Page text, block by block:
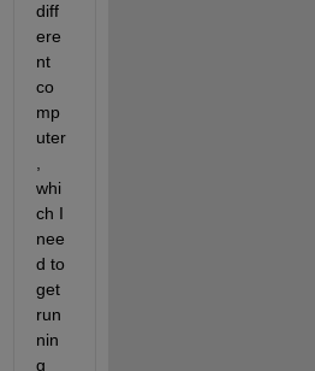
diff
ere
nt
co
mp
uter
whi
ch I
nee
d to
get
run
nin
g